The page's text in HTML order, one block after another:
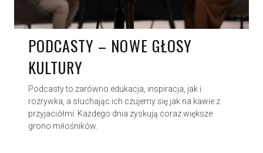
PODCASTY – NOWE GŁOSY
KULTURY
Podcasty to zarówno edukacja, inspiracja, jak i
rozrywka, a słuchając ich czujemy się jak na kawie z
przyjaciółmi. Każdego dnia zyskują coraz większe
grono miłośników.